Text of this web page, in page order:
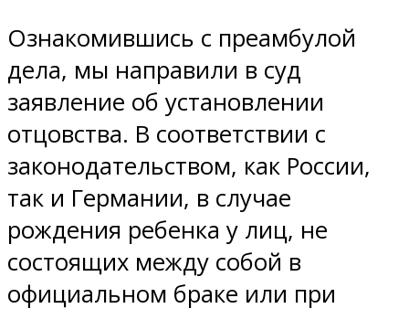
Ознакомившись с преамбулой
дела, мы направили в суд
заявление об установлении
отцовства. В соответствии с
законодательством, как России,
так и Германии, в случае
рождения ребенка у лиц, не
состоящих между собой в
официальном браке или при